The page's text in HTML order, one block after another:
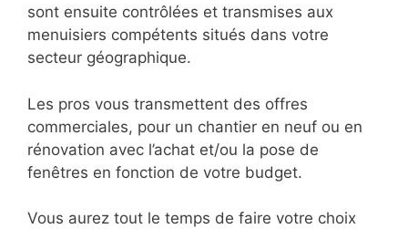
sont ensuite contrôlées et transmises aux
menuisiers compétents situés dans votre
secteur géographique.
Les pros vous transmettent des offres
commerciales, pour un chantier en neuf ou en
rénovation avec l’achat et/ou la pose de
fenêtres en fonction de votre budget.
Vous aurez tout le temps de faire votre choix